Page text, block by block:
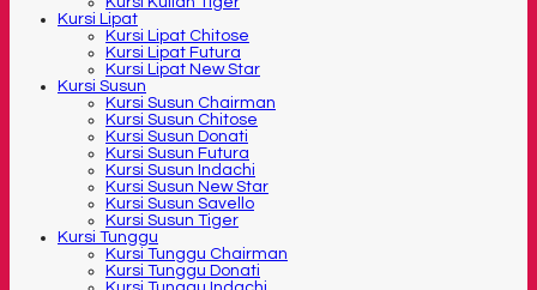
Kursi Lipat
Kursi Lipat Chitose
Kursi Lipat Futura
Kursi Lipat New Star
Kursi Susun
Kursi Susun Chairman
Kursi Susun Chitose
Kursi Susun Donati
Kursi Susun Futura
Kursi Susun Indachi
Kursi Susun New Star
Kursi Susun Savello
Kursi Susun Tiger
Kursi Tunggu
Kursi Tunggu Chairman
Kursi Tunggu Donati